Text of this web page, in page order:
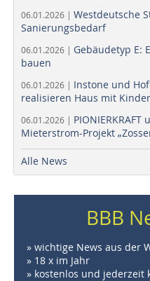
06.01.2026 | Westdeutsche
Sanierungsbedarf
06.01.2026 | Gebäudetyp E:
bauen
06.01.2026 | Instone und
realisieren Haus mit
06.01.2026 |
Mieterstrom-Projekt
Alle News
BBB
» wichtige News aus der
» 18 x im Jahr
» kostenlos und jederzeit